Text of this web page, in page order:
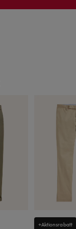
+Aktionsrabatt